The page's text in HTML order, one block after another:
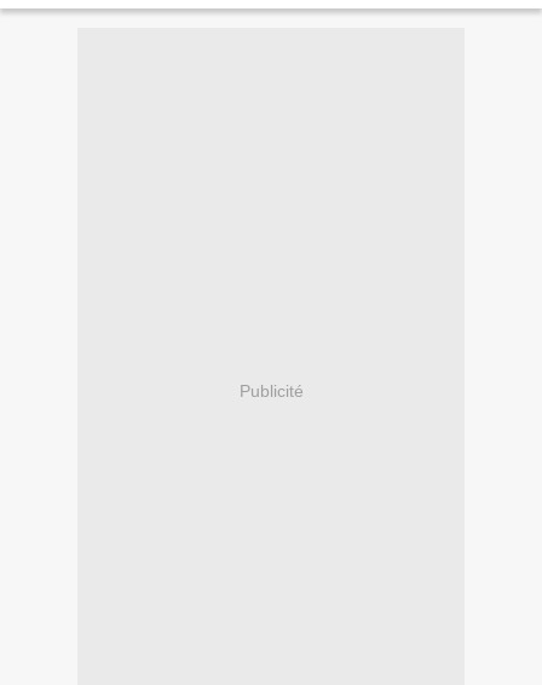
Publicité